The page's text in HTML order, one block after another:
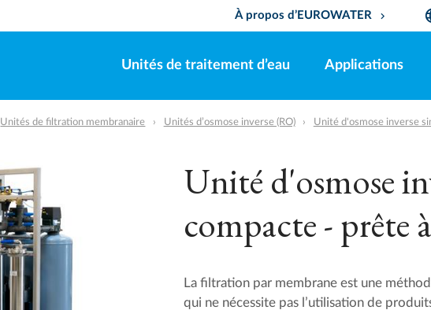
À propos d’EUROWATER keyboard_arrow_down
Unités de traitement d’eau Applications
Unités de filtration membranaire Unités d’osmose inverse (RO)
Unité d'osmose inverse
Unité d'osmose
compacte - prête
La filtration par membrane est une
qui ne nécessite pas l’utilisation de